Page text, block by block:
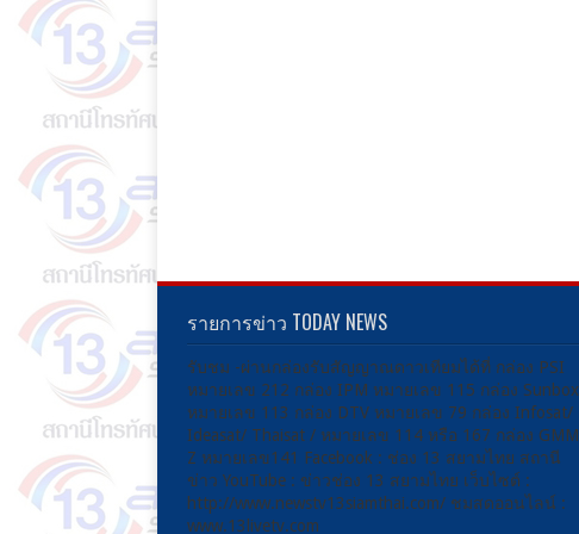
รายการข่าว TODAY NEWS
รับชม -ผ่านกล่องรับสัญญาณดาวเทียมได้ที่ กล่อง PSI
หมายเลข 212 กล่อง IPM หมายเลข 115 กล่อง Sunbox
หมายเลข 113 กล่อง DTV หมายเลข 79 กล่อง Infosat/
Ideasat/ Thaisat / หมายเลข 114 หรือ 167 กล่อง GMM
Z หมายเลข141 Facebook : ช่อง 13 สยามไทย สถานี
ข่าว YouTube : ข่าวช่อง 13 สยามไทย เว็บไซต์ :
http://www.newstv13siamthai.com/ ชมสดออนไลน์ :
www.13livetv.com